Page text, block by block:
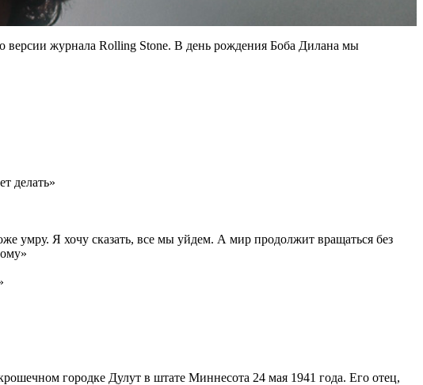
версии журнала Rolling Stone. В день рождения Боба Дилана мы
делать»
умру. Я хочу сказать, все мы уйдем. А мир продолжит вращаться без
городке Дулут в штате Миннесота 24 мая 1941 года. Его отец,